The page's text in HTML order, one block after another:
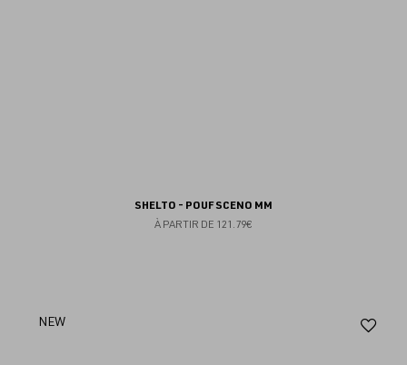
SHELTO - POUF SCENO MM
À PARTIR DE 121.79€
NEW